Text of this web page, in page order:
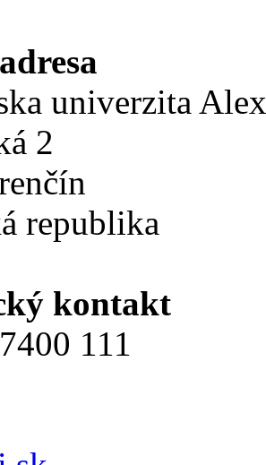
univerzita
2
republika
kontakt
111